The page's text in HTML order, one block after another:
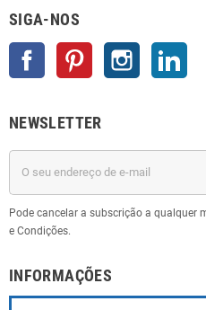
SIGA-NOS
Facebook Pinterest Instagram
NEWSLETTER
Pode cancelar a subscrição a qualquer
e Condições.
INFORMAÇÕES